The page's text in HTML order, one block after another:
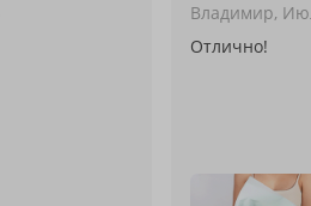
Владимир,
Отлично!